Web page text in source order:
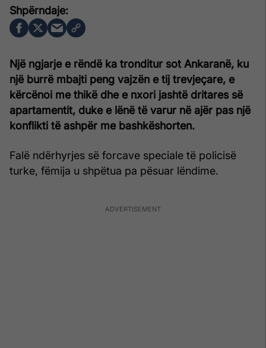
Një ngjarje e rëndë ka tronditur sot Ankaranë, ku
një burrë mbajti peng vajzën e tij trevjeçare, e
kërcënoi me thikë dhe e nxori jashtë dritares së
apartamentit, duke e lënë të varur në ajër pas një
konflikti të ashpër me bashkëshorten.
Falë ndërhyrjes së forcave speciale të policisë
turke, fëmija u shpëtua pa pësuar lëndime.